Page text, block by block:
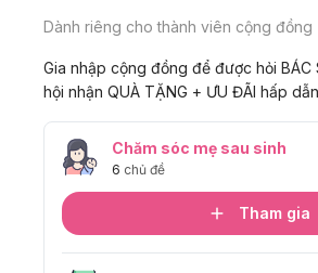
Dành riêng cho thành viên cộng đồng
Gia nhập cộng đồng để được hỏi BÁC
hội nhận QUÀ TẶNG + ƯU ĐÃI hấp
Chăm sóc mẹ sau sinh
6 chủ đề
Tham gia